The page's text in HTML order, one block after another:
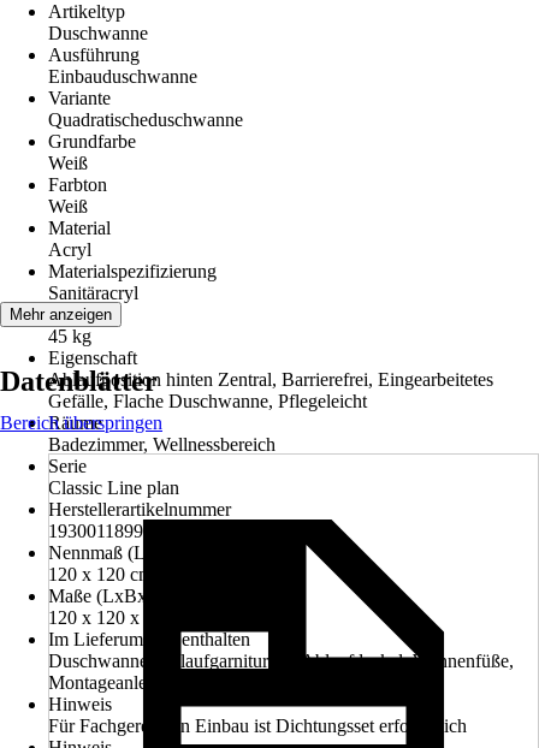
Artikeltyp
Duschwanne
Ausführung
Einbauduschwanne
Variante
Quadratischeduschwanne
Grundfarbe
Weiß
Farbton
Weiß
Material
Acryl
Materialspezifizierung
Sanitäracryl
Gewicht
45 kg
Eigenschaft
Ablaufposition hinten Zentral, Barrierefrei, Eingearbeitetes
Gefälle, Flache Duschwanne, Pflegeleicht
Räume
Badezimmer, Wellnessbereich
Serie
Classic Line plan
Herstellerartikelnummer
1930011899024
Nennmaß (LxB)
120 x 120 cm
Maße (LxBxH)
120 x 120 x 3.5 cm
Im Lieferumfang enthalten
Duschwanne, Ablaufgarnitur mit Ablaufdeckel, Wannenfüße,
Montageanleitung
Hinweis
Für Fachgerechten Einbau ist Dichtungsset erforderlich
Mehr anzeigen
Datenblätter
Bereich überspringen